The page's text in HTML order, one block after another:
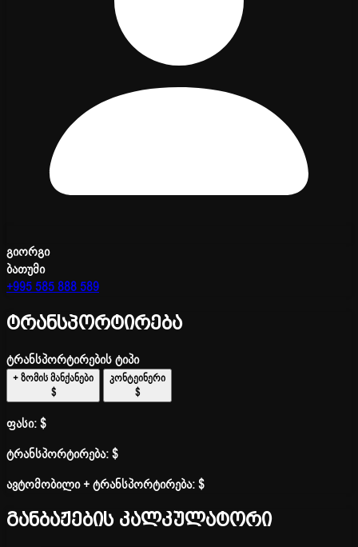
გიორგი
ბათუმი
+995 585 888 589
ტრანსპორტირება
ტრანსპორტირების ტიპი
+ ზომის მანქანები
$
კონტეინერი
$
ფასი:$
ტრანსპორტირება:$
ავტომობილი + ტრანსპორტირება:$
განბაჟების კალკულატორი